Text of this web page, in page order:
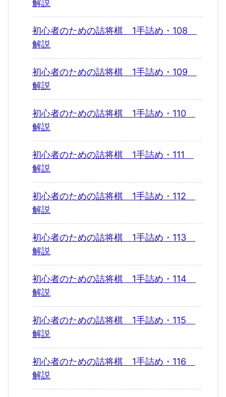
解説
初心者のための詰将棋 1手詰め・108
解説
初心者のための詰将棋 1手詰め・109
解説
初心者のための詰将棋 1手詰め・110
解説
初心者のための詰将棋 1手詰め・111
解説
初心者のための詰将棋 1手詰め・112
解説
初心者のための詰将棋 1手詰め・113
解説
初心者のための詰将棋 1手詰め・114
解説
初心者のための詰将棋 1手詰め・115
解説
初心者のための詰将棋 1手詰め・116
解説